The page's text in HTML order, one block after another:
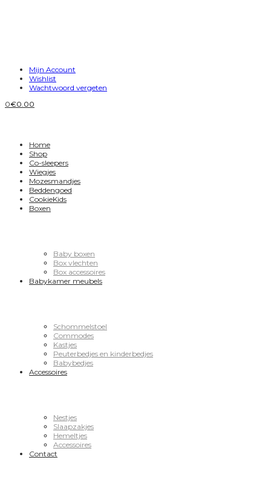
Mijn Account
Wishlist
Wachtwoord vergeten
0€0.00
Home
Shop
Co-sleepers
Wiegjes
Mozesmandjes
Beddengoed
CookieKids
Boxen
Baby boxen
Box vlechten
Box accessoires
Babykamer meubels
Schommelstoel
Commodes
Kastjes
Peuterbedjes en kinderbedjes
Babybedjes
Accessoires
Nestjes
Slaapzakjes
Hemeltjes
Accessoires
Contact